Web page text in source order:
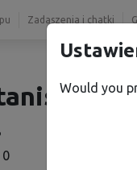
Zadaszenia i chatki
0
Would you